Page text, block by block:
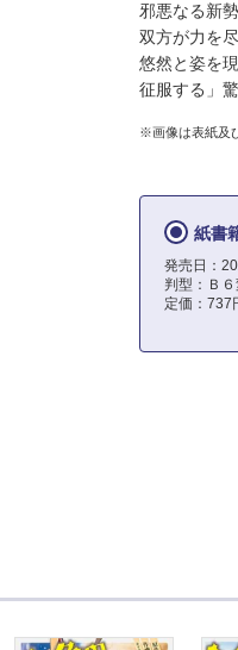
邪悪なる新
双方が力を
悠然と姿を
征服する」
※画像は表紙及
紙書
発売日：
判型：Ｂ
定価：737